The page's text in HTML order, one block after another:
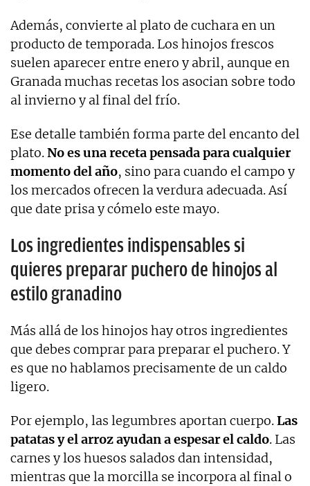
Además, convierte al plato de cuchara en un
producto de temporada. Los hinojos frescos
suelen aparecer entre enero y abril, aunque en
Granada muchas recetas los asocian sobre todo
al invierno y al final del frío.
Ese detalle también forma parte del encanto del
plato.No es una receta pensada para cualquier
momento del año, sino para cuando el campo y
los mercados ofrecen la verdura adecuada. Así
que date prisa y cómelo este mayo.
Los ingredientes indispensables si
quieres preparar puchero de hinojos al
estilo granadino
Más allá de los hinojos hay otros ingredientes
que debes comprar para preparar el puchero. Y
es que no hablamos precisamente de un caldo
ligero.
Por ejemplo, las legumbres aportan cuerpo.Las
patatas y el arroz ayudan a espesar el caldo. Las
carnes y los huesos salados dan intensidad,
mientras que la morcilla se incorpora al final o